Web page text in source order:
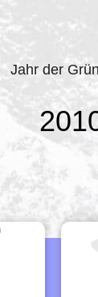
unermüdliche
Jahr der